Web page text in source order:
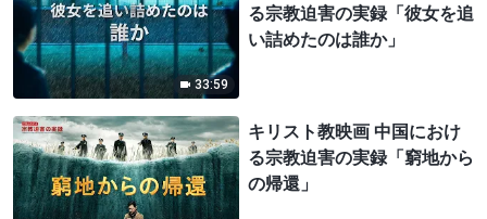
33:59
る宗教迫害の実録「彼女を追
い詰めたのは誰か」
キリスト教映画 中国におけ
る宗教迫害の実録「窮地から
の帰還」